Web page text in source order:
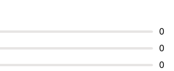
0
0
0